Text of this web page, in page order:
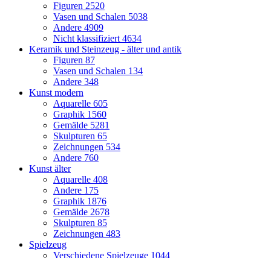
Figuren 2520
Vasen und Schalen 5038
Andere 4909
Nicht klassifiziert 4634
Keramik und Steinzeug - älter und antik
Figuren 87
Vasen und Schalen 134
Andere 348
Kunst modern
Aquarelle 605
Graphik 1560
Gemälde 5281
Skulpturen 65
Zeichnungen 534
Andere 760
Kunst älter
Aquarelle 408
Andere 175
Graphik 1876
Gemälde 2678
Skulpturen 85
Zeichnungen 483
Spielzeug
Verschiedene Spielzeuge 1044